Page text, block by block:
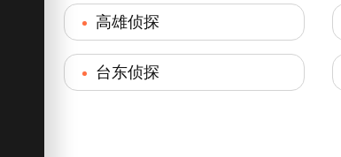
高雄侦探
台东侦探